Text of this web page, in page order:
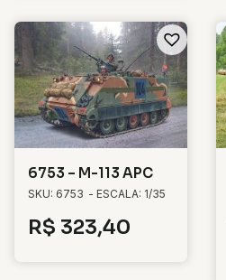
6753 – M-113 APC
SKU: 6753 - ESCALA: 1/35
R$ 323,40